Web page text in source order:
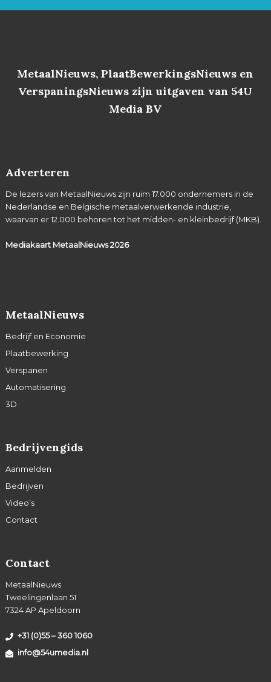
MetaalNieuws, PlaatBewerkingsNieuws en
VerspaningsNieuws zijn uitgaven van 54U
Media BV
Adverteren
De lezers van MetaalNieuws zijn ruim 17.000 ondernemers in de
Nederlandse en Belgische metaalverwerkende industrie,
waarvan er 12.000 behoren tot het midden- en kleinbedrijf (MKB).
Mediakaart MetaalNieuws2026
MetaalNieuws
Bedrijf en Economie
Plaatbewerking
Verspanen
Automatisering
3D
Bedrijvengids
Aanmelden
Bedrijven
Video’s
Contact
Contact
MetaalNieuws
Tweelingenlaan 51
7324 AP Apeldoorn
+31 (0)55 – 360 1060
info@54umedia.nl